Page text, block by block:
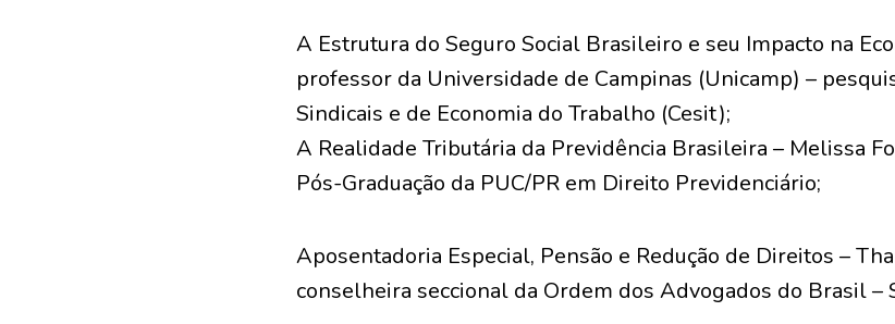
A Estrutura do Seguro Social Brasileiro e seu Impacto na
professor da Universidade de Campinas (Unicamp) –
Sindicais e de Economia do Trabalho (Cesit);
A Realidade Tributária da Previdência Brasileira – Melissa
Pós-Graduação da PUC/PR em Direito Previdenciário;
Aposentadoria Especial, Pensão e Redução de Direitos –
conselheira seccional da Ordem dos Advogados do Brasil –